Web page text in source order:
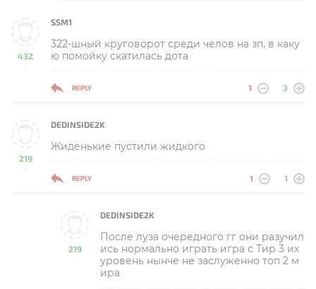
432
-
SSM1
322-шный круговорот среди челов на зп, в каку
ю помойку скатилась дота
REPLY 1 3
219
-
DEDINSIDE2K
Жиденькие пустили жидкого
REPLY 1 1
219
-
DEDINSIDE2K
После луза очередного гг они разучил
ись нормально играть игра с Тир 3 их
уровень нынче не заслуженно топ 2 м
ира